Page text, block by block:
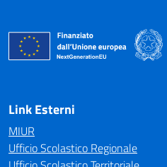
Link Esterni
MIUR
Ufficio Scolastico Regionale